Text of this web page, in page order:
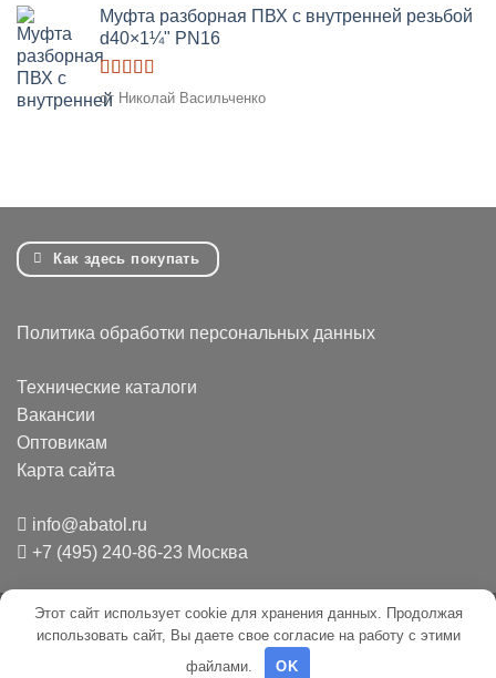
Муфта разборная ПВХ с внутренней резьбой
d40×1¼" PN16
Оценка5
из 5
от Николай Васильченко
Как здесь покупать
Политика обработки персональных данных
Технические каталоги
Вакансии
Оптовикам
Карта сайта
info@abatol.ru
+7 (495) 240-86-23 Москва
Mir
Credit
Invoice
2009 - 2026 ©ООО "Абатол"
Этот сайт использует cookie для хранения данных. Продолжая
использовать сайт, Вы даете свое согласие на работу с этими
файлами.
OK